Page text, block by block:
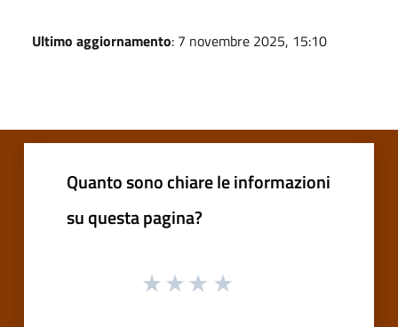
Ultimo aggiornamento: 7 novembre 2025, 15:10
Quanto sono chiare le informazioni
su questa pagina?